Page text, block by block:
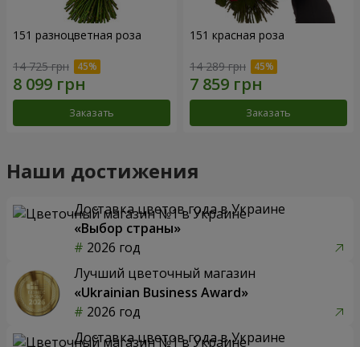
151 разноцветная роза
14 725 грн
Заказать
151 красная роза
14 289 грн
Заказать
Наши достижения
Доставка цветов года в Украине
«Выбор страны»
2026 год
Лучший цветочный магазин
«Ukrainian Business Award»
2026 год
Доставка цветов года в Украине